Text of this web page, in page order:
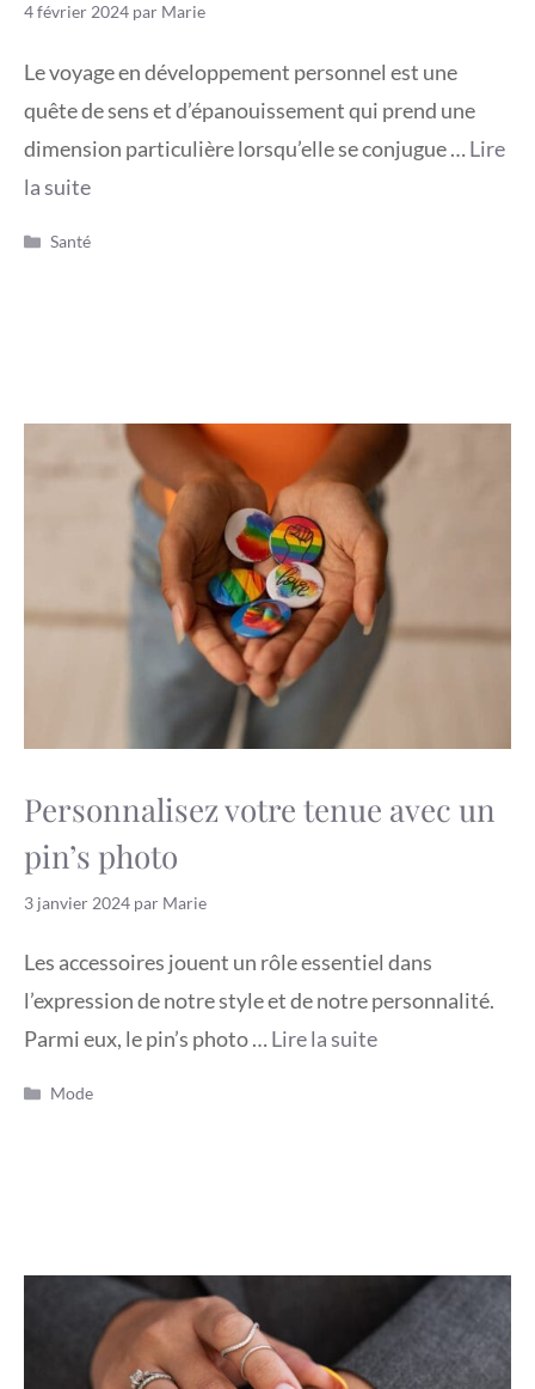
4 février 2024 par Marie
Le voyage en développement personnel est une
quête de sens et d’épanouissement qui prend une
dimension particulière lorsqu’elle se conjugue …Lire
la suite
Catégories
Santé
Personnalisez votre tenue avec un
pin’s photo
3 janvier 2024 par Marie
Les accessoires jouent un rôle essentiel dans
l’expression de notre style et de notre personnalité.
Parmi eux, le pin’s photo …Lire la suite
Catégories
Mode